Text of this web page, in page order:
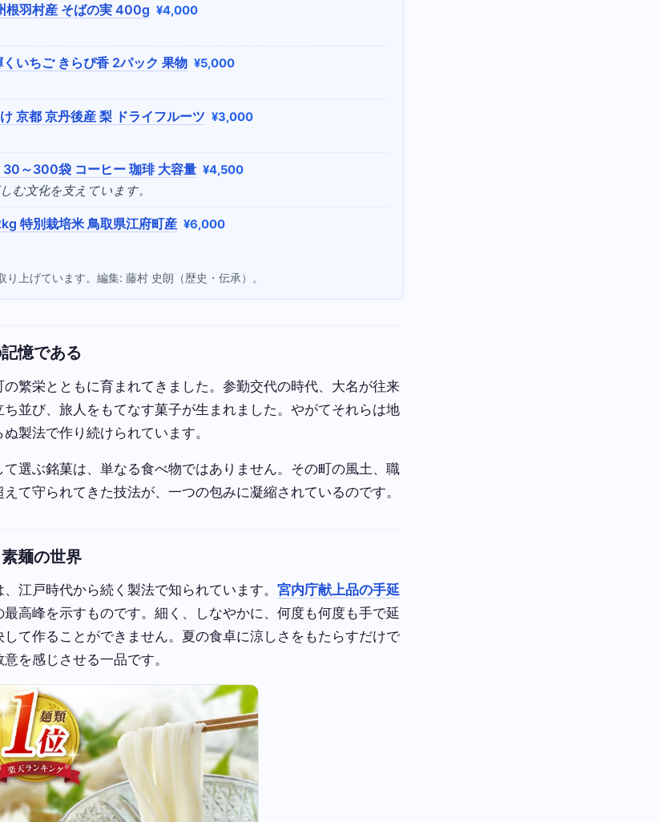
根羽村産 そばの実 400g ¥4,000
いちご きらぴ香 2パック 果物 ¥5,000
京都 京丹後産 梨 ドライフルーツ ¥3,000
30～300袋 コーヒー 珈琲 大容量 ¥4,500
む文化を支えています。
特別栽培米 鳥取県江府町産 ¥6,000
上げています。編集: 藤村 史朗（歴史・伝承）。
憶である
繁栄とともに育まれてきました。参勤交代の時代、大名が往来
並び、旅人をもてなす菓子が生まれました。やがてそれらは地
製法で作り続けられています。
選ぶ銘菓は、単なる食べ物ではありません。その町の風土、職
て守られてきた技法が、一つの包みに凝縮されているのです。
麺の世界
江戸時代から続く製法で知られています。宮内庁献上品の手延
最高峰を示すものです。細く、しなやかに、何度も何度も手で延
て作ることができません。夏の食卓に涼しさをもたらすだけで
を感じさせる一品です。